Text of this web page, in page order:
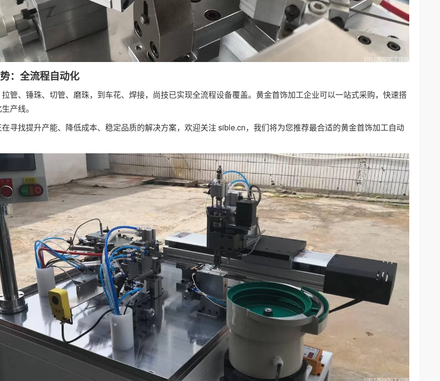
：全流程自动化
拉管、锤珠、切管、磨珠，到车花、焊接，尚技已实现全流程设备覆盖。黄金首饰加工企业可以一站式采购，快速搭
产线。
寻找提升产能、降低成本、稳定品质的解决方案，欢迎关注 sible.cn，我们将为您推荐最合适的黄金首饰加工自动